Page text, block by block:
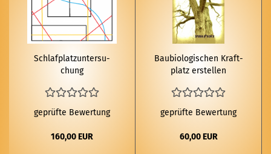
Schlaf­platz­un­ter­su­
chung
geprüfte Bewertung
160,00 EUR
Bau­bio­lo­gi­schen Kraft­
platz er­stel­len
geprüfte Bewertung
60,00 EUR